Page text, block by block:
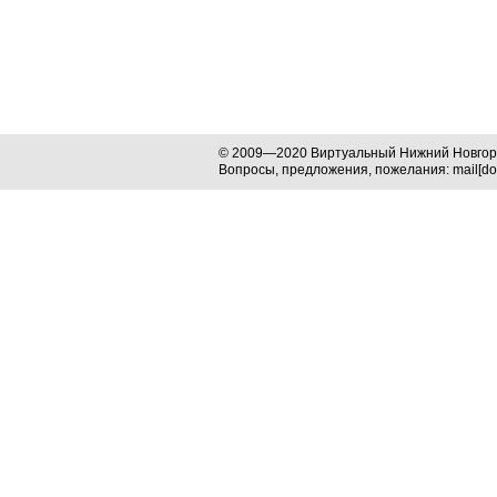
© 2009—2020 Виртуальный Нижний
Вопросы, предложения, пожелания: